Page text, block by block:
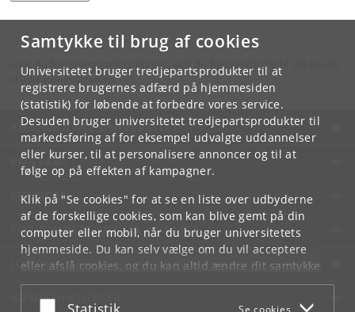
Samtykke til brug af cookies
Universitetet bruger tredjepartsprodukter til at
registrere brugernes adfærd på hjemmesiden
(statistik) for løbende at forbedre vores service.
Desuden bruger universitetet tredjepartsprodukter til
markedsføring af for eksempel udvalgte uddannelser
eller kurser, til at personalisere annoncer og til at
følge op på effekten af kampagner.
Klik på "Se cookies" for at se en liste over udbyderne
af de forskellige cookies, som kan blive gemt på din
computer eller mobil, når du bruger universitetets
hjemmeside. Du kan selv vælge om du vil acceptere
eller afslå cookies, og du kan altid ændre dit samtykke
underCookie- og privatlivspolitiksom du finder i
bunden af hver side.
Acceptér eller afslå Se cookies
Hvis du har spørgsmål til kurset, skal du henvende dig til din lokale
studieadministration.
KØBENHAVNS UNIVERSITET
KONTAKT
SERVICES
FOR STUDERENDE OG ANSATTE
JOB OG KARRIERE
NØDSITUATIONER